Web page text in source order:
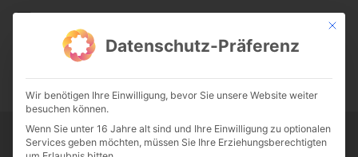
CATHWALK.DE
0:00 -:--
Mit
Datenschutz-Präferenz
Wir benötigen Ihre Einwilligung, bevor Sie unsere Website weiter
besuchen können.
Wenn Sie unter 16 Jahre alt sind und Ihre Einwilligung zu optionalen
Services geben möchten, müssen Sie Ihre Erziehungsberechtigten